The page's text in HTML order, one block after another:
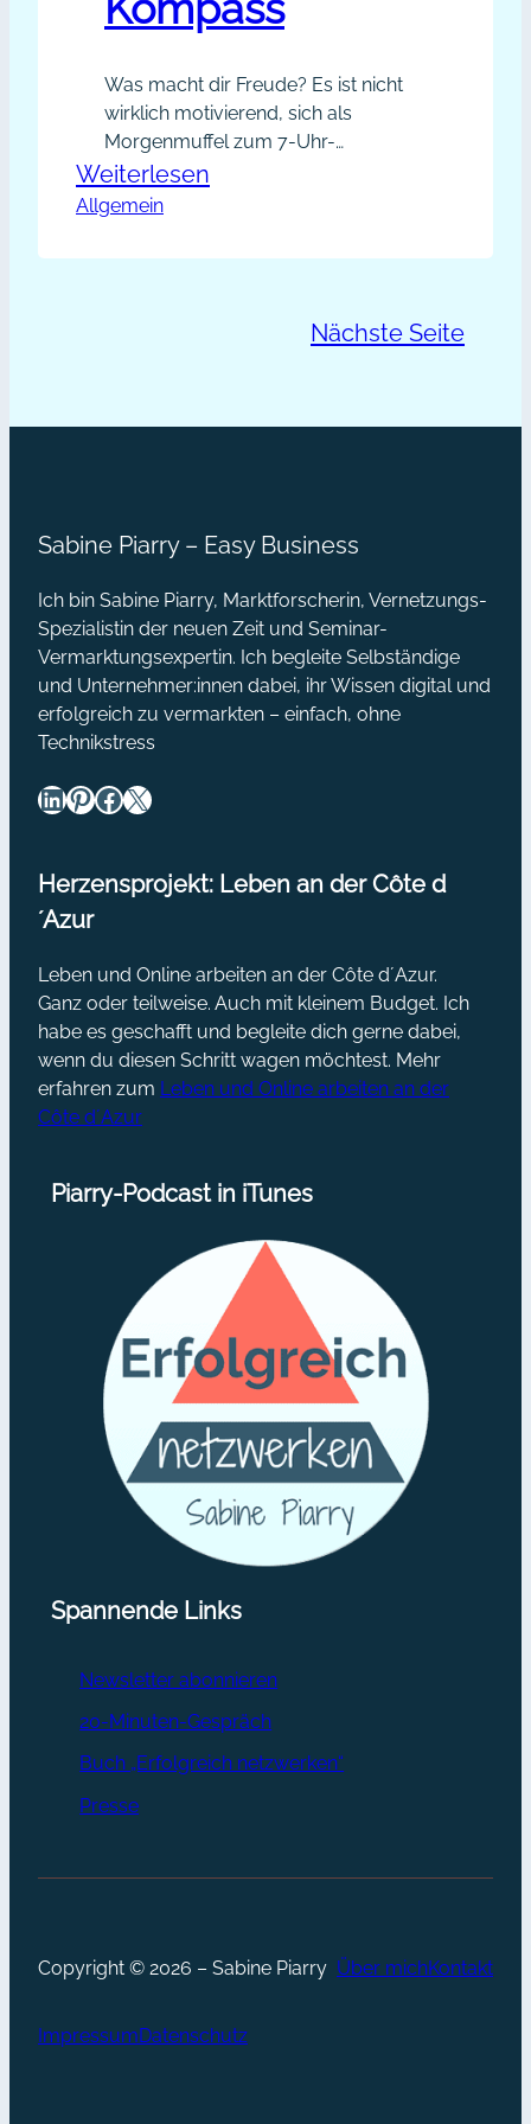
Was macht dir Freude? Es ist nicht
wirklich motivierend, sich als
Morgenmuffel zum 7-Uhr-
Networking zu quälen und dann
noch den perfekten Elevator-Pitch
in Twitter deine Info in 140 Zeichen zu
redest? Und warum solltest du dich
Weiterlesen
Allgemein
Nächste Seite
Sabine Piarry – Easy Business
Ich bin Sabine Piarry, Marktforscherin, Vernetzungs-
Spezialistin der neuen Zeit und Seminar-
Vermarktungsexpertin. Ich begleite Selbständige
und Unternehmer:innen dabei, ihr Wissen digital und
erfolgreich zu vermarkten – einfach, ohne
Technikstress
LinkedIn Pinterest Facebook X
Herzensprojekt: Leben an der Côte d
´Azur
Leben und Online arbeiten an der Côte d´Azur.
Ganz oder teilweise. Auch mit kleinem Budget. Ich
habe es geschafft und begleite dich gerne dabei,
wenn du diesen Schritt wagen möchtest. Mehr
erfahren zum Leben und Online arbeiten an der
Côte d´Azur
Piarry-Podcast in iTunes
Spannende Links
Newsletter abonnieren
20-Minuten-Gespräch
Buch „Erfolgreich netzwerken“
Presse
Copyright © 2026 – Sabine Piarry Über michKontakt
ImpressumDatenschutz